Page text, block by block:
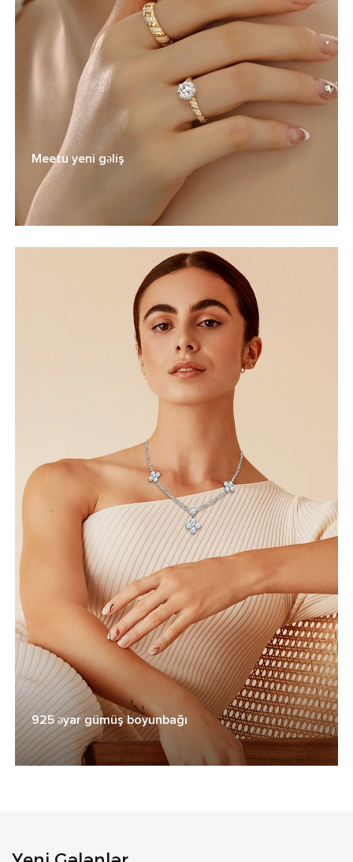
Meetu yeni gəliş
925 əyar gümüş boyunbağı